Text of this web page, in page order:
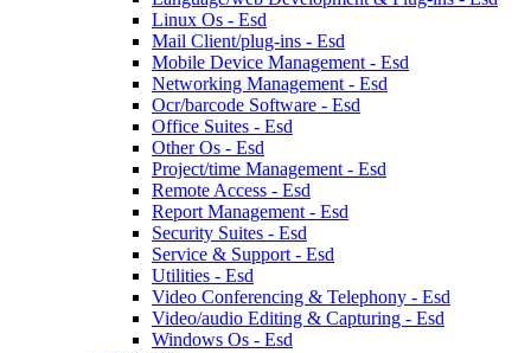
Linux Os - Esd
Mail Client/plug-ins - Esd
Mobile Device Management - Esd
Networking Management - Esd
Ocr/barcode Software - Esd
Office Suites - Esd
Other Os - Esd
Project/time Management - Esd
Remote Access - Esd
Report Management - Esd
Security Suites - Esd
Service & Support - Esd
Utilities - Esd
Video Conferencing & Telephony - Esd
Video/audio Editing & Capturing - Esd
Windows Os - Esd